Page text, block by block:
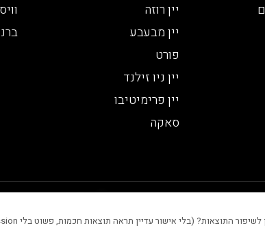
יין רוזה
יין מבעבע
פורט
יין ניו זילנד
יין פרימיטיבו
סאקה
סטטיסטיים, שיפור חוויית המשתמש והתוכן המוצג באתר.